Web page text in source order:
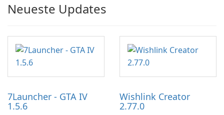
Neueste Updates
7Launcher - GTA IV
1.5.6
Wishlink Creator
2.77.0